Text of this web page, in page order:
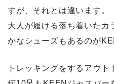
すが、それとは違います。
大人が履ける落ち着いたカ
かなシューズもあるのが
トレッキングをするアウ